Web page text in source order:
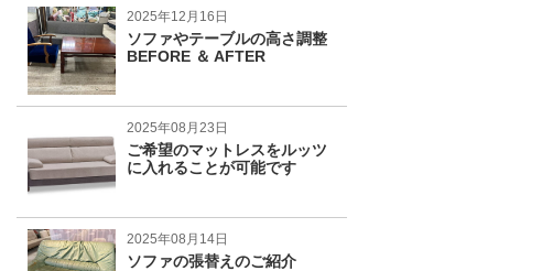
2025年12月16日
ソファやテーブルの高さ調整
BEFORE ＆ AFTER
2025年08月23日
ご希望のマットレスをルッツ
に入れることが可能です
2025年08月14日
ソファの張替えのご紹介